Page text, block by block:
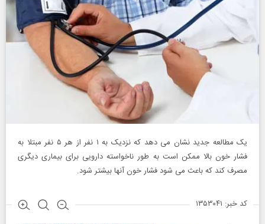
یک مطالعه جدید نشان می دهد که نزدیک به ۱ نفر از هر ۵ نفر مبتلا به
فشار خون بالا ممکن است به طور ناخواسته دارویی برای بیماری دیگری
مصرف کند که باعث می شود فشار خون آنها بیشتر شود.
کد خبر: ۱۳۵۳۰۴۱